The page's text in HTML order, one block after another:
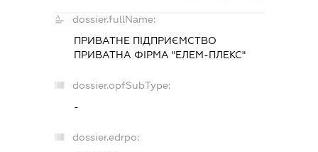
dossier.fullName:
ПРИВАТНЕ ПІДПРИЄМСТВО
ПРИВАТНА ФІРМА "ЕЛЕМ-ПЛЕКС"
dossier.opfSubType:
-
dossier.edrpo: